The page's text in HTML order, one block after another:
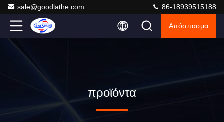
sale@goodlathe.com 86-18939515188
Απόσπασμα
προϊόντα